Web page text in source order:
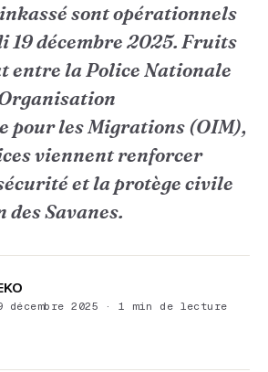
sont opérationnels
19 décembre 2025. Fruits
entre la Police Nationale
pour les Migrations (OIM),
viennent renforcer
et la protège civile
des Savanes.
2025 · 1 min de lecture